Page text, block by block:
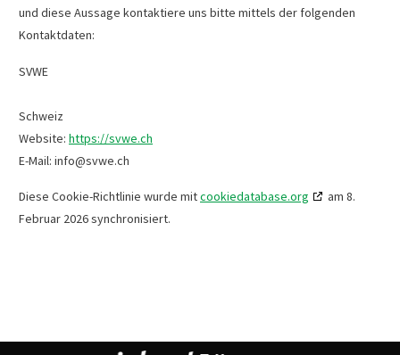
und diese Aussage kontaktiere uns bitte mittels der folgenden
Kontaktdaten:
SVWE
Schweiz
Website: https://svwe.ch
E-Mail: info@svwe.ch
Diese Cookie-Richtlinie wurde mitcookiedatabase.org
am 8.
Februar 2026 synchronisiert.